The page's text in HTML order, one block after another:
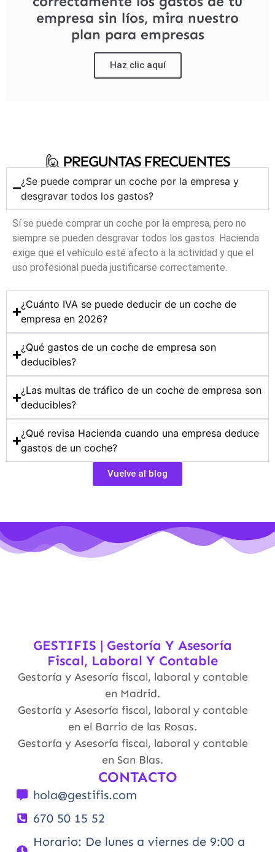
empresa sin líos, mira nuestro
plan para empresas
Haz clic aquí
🙋‍ PREGUNTAS FRECUENTES
¿Se puede comprar un coche por la empresa y
desgravar todos los gastos?
Sí se puede comprar un coche por la empresa, pero no
siempre se pueden desgravar todos los gastos. Hacienda
exige que el vehículo esté afecto a la actividad y que el
uso profesional pueda justificarse correctamente.
¿Cuánto IVA se puede deducir de un coche de
empresa en 2026?
¿Qué gastos de un coche de empresa son
deducibles?
¿Las multas de tráfico de un coche de empresa son
deducibles?
¿Qué revisa Hacienda cuando una empresa deduce
gastos de un coche?
Vuelve al blog
GESTIFIS | Gestoría Y Asesoría
Fiscal, Laboral Y Contable
Gestoría y Asesoría fiscal, laboral y contable
en Madrid.
Gestoría y Asesoría fiscal, laboral y contable
en el Barrio de las Rosas.
Gestoría y Asesoría fiscal, laboral y contable
en San Blas.
CONTACTO
hola@gestifis.com
670 50 15 52
Horario: De lunes a viernes de 9:00 a